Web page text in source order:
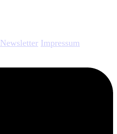
Newsletter Impressum